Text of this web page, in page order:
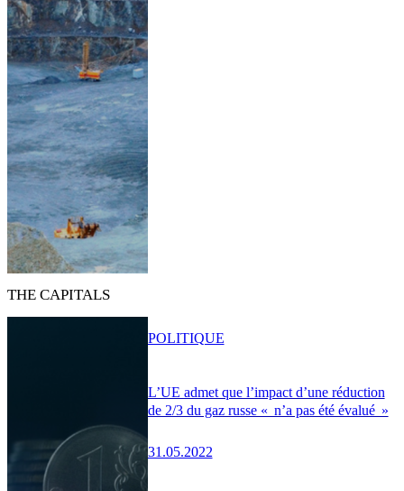
THE CAPITALS
L’UE admet que l’impact d’une réduction
de 2/3 du gaz russe « n’a pas été évalué »
31.05.2022
POLITIQUE